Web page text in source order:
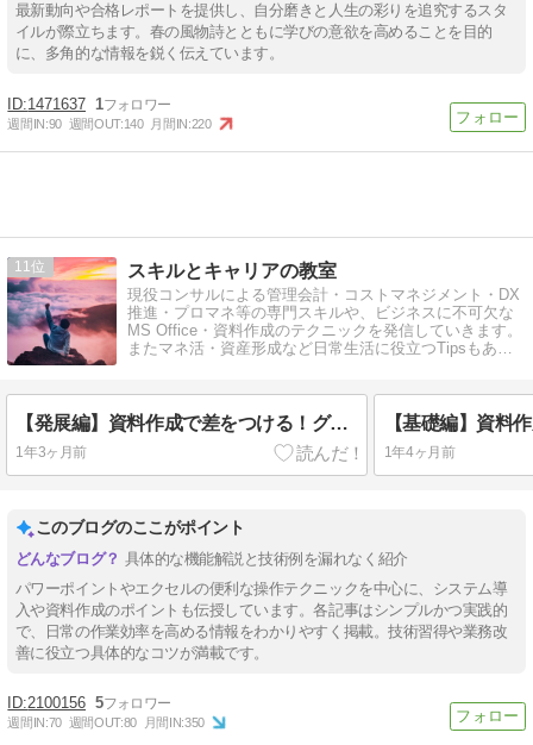
最新動向や合格レポートを提供し、自分磨きと人生の彩りを追究するスタ
イルが際立ちます。春の風物詩とともに学びの意欲を高めることを目的
に、多角的な情報を鋭く伝えています。
1471637 1
週間IN:90 週間OUT:140 月間IN:220
11 スキルとキャリアの教室
現役コンサルによる管理会計・コストマネジメント・DX
推進・プロマネ等の専門スキルや、ビジネスに不可欠な
MS Office・資料作成のテクニックを発信していきます。
またマネ活・資産形成など日常生活に役立つTipsもあわ
【発展編】資料作成で差をつける！グラフ種類の使い分けと作成方法を紹介
1年3ヶ月前 1年4ヶ月前
このブログのここがポイント
具体的な機能解説と技術例を漏れなく紹介
パワーポイントやエクセルの便利な操作テクニックを中心に、システム導
入や資料作成のポイントも伝授しています。各記事はシンプルかつ実践的
で、日常の作業効率を高める情報をわかりやすく掲載。技術習得や業務改
善に役立つ具体的なコツが満載です。
2100156 5
週間IN:70 週間OUT:80 月間IN:350